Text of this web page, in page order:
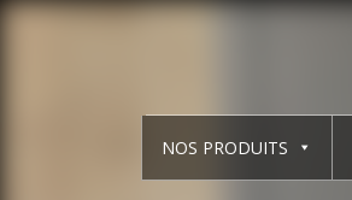
NOS PRODUITS